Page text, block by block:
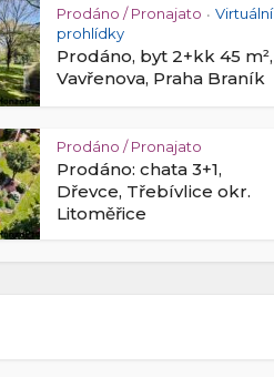
Prodáno / Pronajato • Virtuální
prohlídky
Prodáno, byt 2+kk 45 m²,
Vavřenova, Praha Braník
Prodáno / Pronajato
Prodáno: chata 3+1,
Dřevce, Třebívlice okr.
Litoměřice